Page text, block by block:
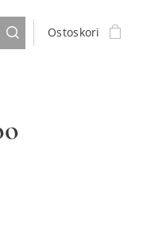
Ostoskori